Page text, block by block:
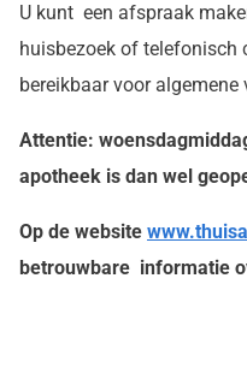
U kunt een afspraak
huisbezoek of telefonisch
bereikbaar voor algemene
Attentie:
apotheek is dan wel
Op de website
betrouwbare informatie